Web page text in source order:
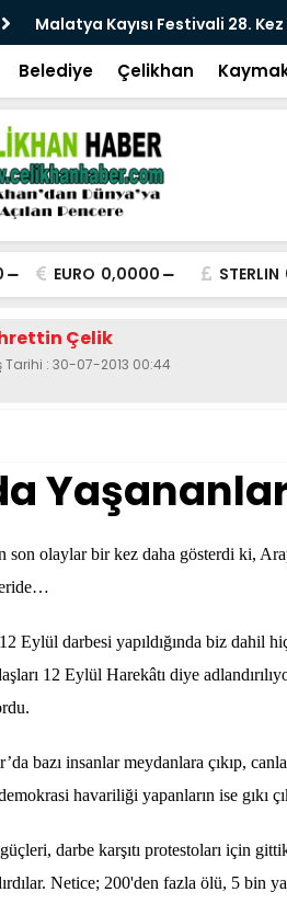
Vesayetten Siyasete: DEM
Belediye Çelikhan
EURO 0,0000 STERLIN
Çelik
Tarihi : 30-07-2013 00:44
son olaylar bir kez daha gösterdi ki,
darbesi yapıldığında biz dahil
12 Eylül Harekâtı diye
insanlar meydanlara çıkıp,
havariliği yapanların ise gıkı
darbe karşıtı protestoları için
Netice; 200'den fazla ölü, 5 bin